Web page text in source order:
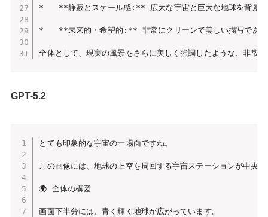
*   **静寂とスケール感:** 広大な宇宙と巨大な地球を背景に
*   **未来的・希望的:** 非常にクリーンで美しい描写である
全体として、現実の風景をさらに美しく強調したような、非常
GPT-5.2
とても印象的な宇宙の一場面ですね。
この画像には、地球の上空を周回する宇宙ステーションが中央
🌍 全体の構図
画面下半分には、青く輝く地球が広がっています。